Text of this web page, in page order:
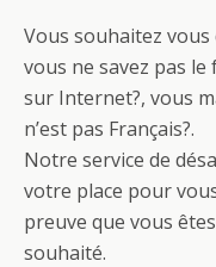
Vous souhaitez vous
vous ne savez pas le
sur Internet?, vous
n’est pas Français?.
Notre service de
votre place pour
preuve que vous
souhaité.